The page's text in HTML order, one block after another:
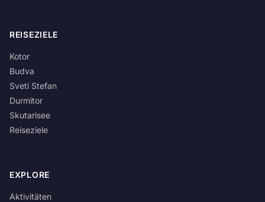
REISEZIELE
Kotor
Budva
Sveti Stefan
Durmitor
Skutarisee
Reiseziele
EXPLORE
Aktivitäten